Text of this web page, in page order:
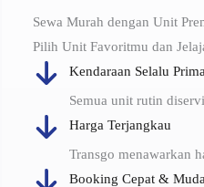
Sewa Murah dengan Unit
Pilih Unit Favoritmu dan
Kendaraan Selalu Prima
Semua unit rutin
Harga Terjangkau
Transgo menawarkan
Booking Cepat &